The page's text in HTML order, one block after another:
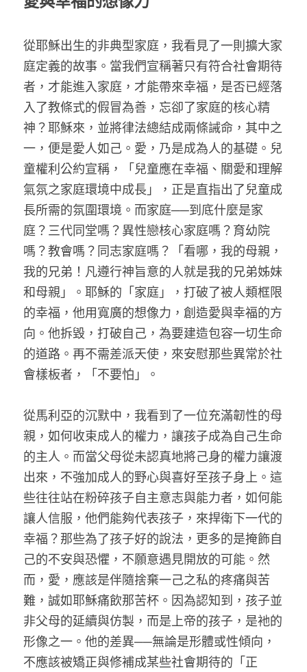
從耶穌出生的非典型家庭，我看見了一則擴大家
庭定義的故事。當我們宣稱著只有符合社會期待
者，才能進入家庭，才能帶來幸福，是否已經落
入了教條式的假冒為善，忘卻了家庭的核心精
神？耶穌來，並將律法總結成兩條誡命，其中之
一，便是愛人如己。愛，乃是成為人的基礎。兒
童權利公約宣稱，「兒童應在幸福、關愛和理解
氣氛之家庭環境中成長」，正是直指出了兒童成
長所需的氛圍環境。而家庭──到底什麼是家
庭？三代同堂嗎？異性戀核心家庭嗎？育幼院
嗎？教會嗎？同志家庭嗎？「看哪，我的母親，
我的兄弟！凡遵行神旨意的人就是我的兄弟姊妹
和母親」。耶穌的「家庭」，打破了被人類框限
的幸福，他用寬廣的想像力，創造愛與幸福的方
向。他拆毀，打破自己，為要建造包容一切生命
的道路。再不需差派天使，來安慰那些異常於社
會樣板者，「不要怕」。
從馬利亞的沉默中，我看到了一位充滿韌性的母
親，如何收束成人的權力，讓孩子成為自己生命
的主人。而當父母從未認真地將己身的權力讓渡
出來，不強加成人的野心與喜好至孩子身上。這
些往往站在粉碎孩子自主意志與能力者，如何能
讓人信服，他們能夠代表孩子，來捍衛下一代的
幸福？那些為了孩子好的說法，更多的是掩飾自
己的不安與恐懼，不願意遇見開放的可能。然
而，愛，應該是伴隨捨棄一己之私的疼痛與苦
難，誠如耶穌痛飲那苦杯。因為認知到，孩子並
非父母的延續與仿製，而是上帝的孩子，是衪的
形像之一。他的差異──無論是形體或性傾向，
不應該被矯正與修補成某些社會期待的「正